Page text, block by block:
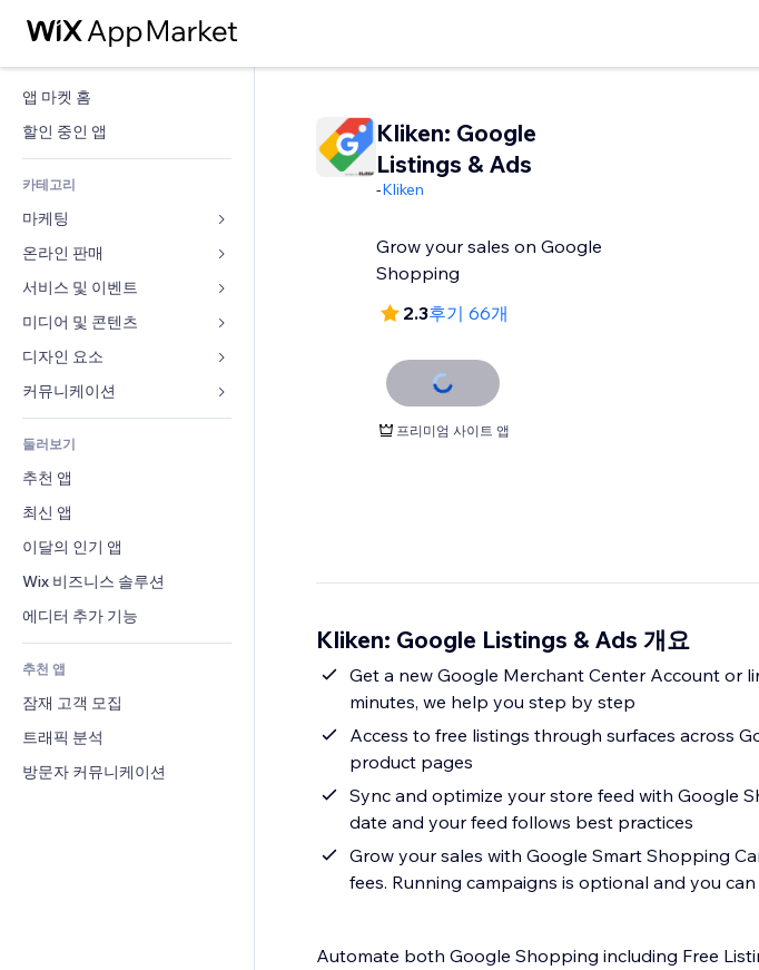
앱 마켓 홈
할인 중인 앱
카테고리
마케팅
광고
모바일
사이트 통계
사이트 목록
이메일
온라인 판매
쇼핑몰 관련 앱
배송
판매 버튼
회계
쿠폰 및 로열티
창고 서비스
식품 및 음료
서비스 및 이벤트
호텔
이벤트
음식점
부동산
예약
미디어 및 콘텐츠
갤러리
뮤직
팟캐스트
사진
동영상
PDF
파일 공유
소식
디자인 요소
지도 및 내비게이션
개인정보 및 보안
시계
페이지 템플릿
이미지 효과
버튼 & 메뉴
배너 및 배지
계산기
검색
일기예보
차트 및 표
양식
블로그
설문
채팅
메모
전화번호
커뮤니티
평가와 후기
CRM
둘러보기
추천 앱
최신 앱
이달의 인기 앱
Wix 비즈니스 솔루션
에디터 추가 기능
추천 앱
잠재 고객 모집
트래픽 분석
방문자 커뮤니케이션
Kliken: Google
Listings & Ads
-Kliken
Grow your sales on Google
Shopping
2.3후기 66개
프리미엄 사이트 앱
Kliken: Google Listings & Ads 개요
Get a new Google Merchant Center Account or
minutes, we help you step by step
Access to free listings through surfaces across
product pages
Sync and optimize your store feed with Google
date and your feed follows best practices
Grow your sales with Google Smart Shopping
fees. Running campaigns is optional and you
Automate both Google Shopping including Free